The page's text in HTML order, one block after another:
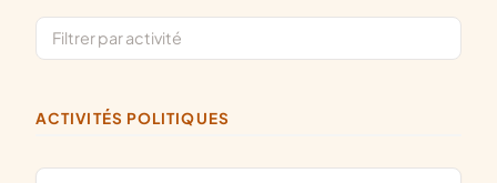
ACTIVITÉS POLITIQUES